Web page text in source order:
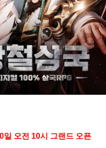
일 오전 10시 그랜드 오픈